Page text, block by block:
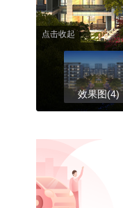
点击收起
效果图(4)